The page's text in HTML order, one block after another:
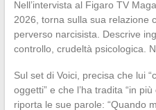
Nell’intervista al Figaro TV
2026, torna sulla sua relazione
perverso narcisista. Descrive
controllo, crudeltà psicologica.
Sul set di Voici, precisa che lui
oggetti” e che l’ha tradita “in
riporta le sue parole: “Quando